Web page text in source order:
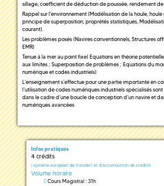
sillage, coefficient de déduction de poussée, rendement
Rappel sur l'environnement (Modélisation de la houle, houle
principe de superposition, proprétés statistiques,
courant).
Les problèmes posés (Navires conventionnels, Structures
EMR)
Tenue à la mer au point fixe( Equations en théorie
aux limites ; Superposition de problèmes ; Equations du
numérique et codes industriels)
L’enseignement s’effectue pour une partie importante en
l’utilisation de codes numériques industriels spécialisés
dans le cadre d’une boucle de conception d’un navire et
numériques avancées
Infos pratiques
4 crédits
( système européen de transfert et d'accumulation de crédits)
Volume horaire
Cours Magistral : 31h